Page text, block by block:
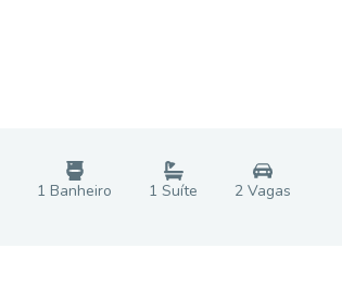
1 Banheiro 1 Suíte 2 Vagas